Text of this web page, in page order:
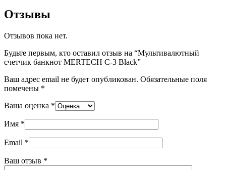
Отзывы
Отзывов пока нет.
Будьте первым, кто оставил отзыв на “Мультивалютный
счетчик банкнот MERTECH C-3 Black”
Ваш адрес email не будет опубликован. Обязательные поля
помечены *
Ваша оценка *
Имя *
Email *
Ваш отзыв *